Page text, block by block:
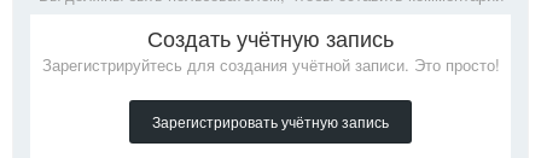
Создать учётную запись
Зарегистрируйтесь для создания учётной записи. Это просто!
Зарегистрировать учётную запись